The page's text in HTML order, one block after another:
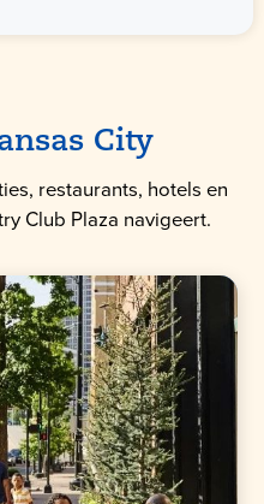
City
restaurants, hotels en
Club Plaza navigeert.